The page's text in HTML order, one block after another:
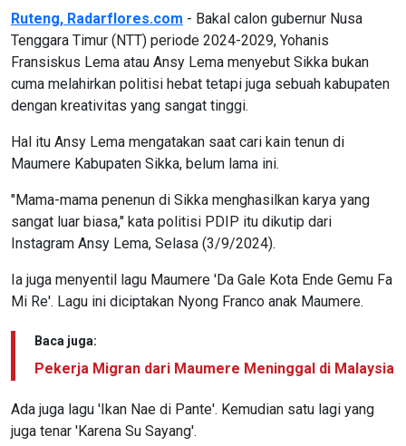
Ruteng, Radarflores.com - Bakal calon gubernur Nusa
Tenggara Timur (NTT) periode 2024-2029, Yohanis
Fransiskus Lema atau Ansy Lema menyebut Sikka bukan
cuma melahirkan politisi hebat tetapi juga sebuah kabupaten
dengan kreativitas yang sangat tinggi.
Hal itu Ansy Lema mengatakan saat cari kain tenun di
Maumere Kabupaten Sikka, belum lama ini.
"Mama-mama penenun di Sikka menghasilkan karya yang
sangat luar biasa," kata politisi PDIP itu dikutip dari
Instagram Ansy Lema, Selasa (3/9/2024).
Ia juga menyentil lagu Maumere 'Da Gale Kota Ende Gemu Fa
Mi Re'. Lagu ini diciptakan Nyong Franco anak Maumere.
Baca juga:
Pekerja Migran dari Maumere Meninggal di Malaysia
Ada juga lagu 'Ikan Nae di Pante'. Kemudian satu lagi yang
juga tenar 'Karena Su Sayang'.